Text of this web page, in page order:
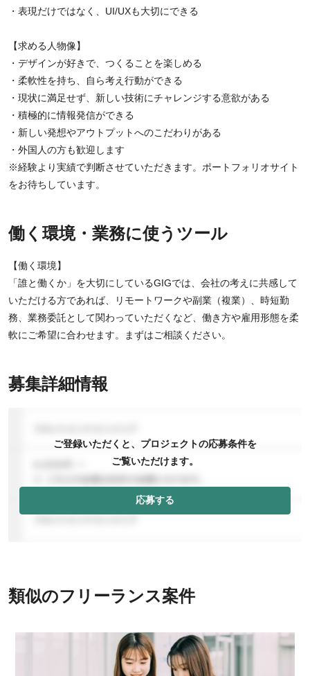
・表現だけではなく、UI/UXも大切にできる
【求める人物像】
・デザインが好きで、つくることを楽しめる
・柔軟性を持ち、自ら考え行動ができる
・現状に満足せず、新しい技術にチャレンジする意欲がある
・積極的に情報発信ができる
・新しい発想やアウトプットへのこだわりがある
・外国人の方も歓迎します
※経験より実績で判断させていただきます。ポートフォリオサイト
をお待ちしています。
働く環境・業務に使うツール
【働く環境】
「誰と働くか」を大切にしているGIGでは、会社の考えに共感して
いただける方であれば、リモートワークや副業（複業）、時短勤
務、業務委託として関わっていただくなど、働き方や雇用形態を柔
軟にご希望に合わせます。まずはご相談ください。
募集詳細情報
ご登録いただくと、プロジェクトの応募条件を
ご覧いただけます。
応募する
類似のフリーランス案件